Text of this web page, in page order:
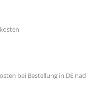
bei Bestellung in DE